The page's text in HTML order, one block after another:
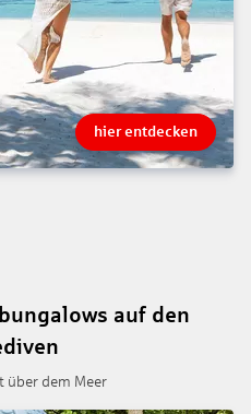
hier entdecken
auf den
über dem Meer